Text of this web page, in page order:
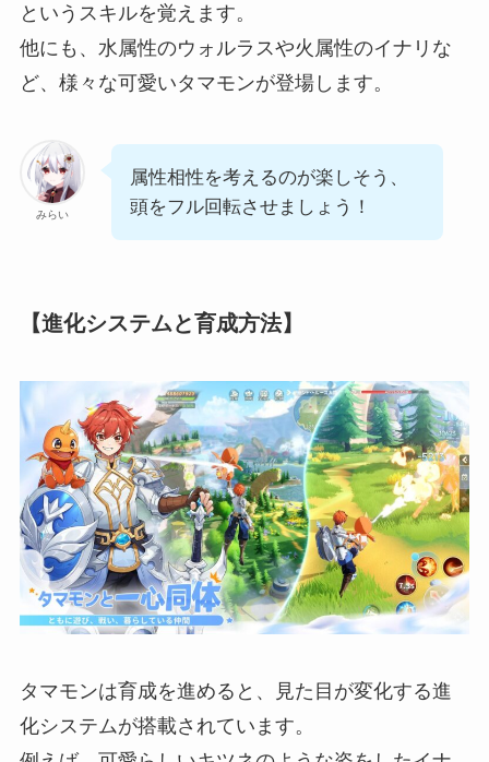
というスキルを覚えます。
他にも、水属性のウォルラスや火属性のイナリな
ど、様々な可愛いタマモンが登場します。
みらい
属性相性を考えるのが楽しそう、
頭をフル回転させましょう！
【進化システムと育成方法】
タマモンは育成を進めると、見た目が変化する進
化システムが搭載されています。